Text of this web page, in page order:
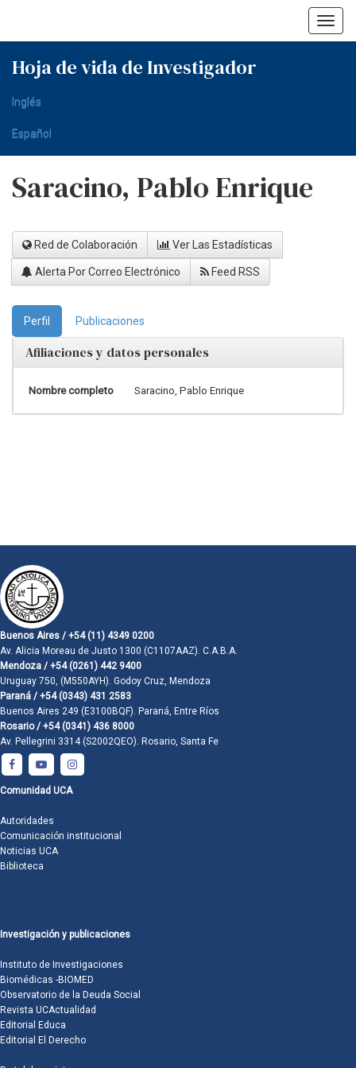
Hoja de vida de Investigador
Inglés
Español
Saracino, Pablo Enrique
Red de Colaboración Ver Las Estadísticas
Alerta Por Correo Electrónico Feed RSS
Perfil Publicaciones
Afiliaciones y datos personales
Nombre completo Saracino, Pablo Enrique
Buenos Aires / +54 (11) 4349 0200
Av. Alicia Moreau de Justo 1300 (C1107AAZ). C.A.B.A.
Mendoza / +54 (0261) 442 9400
Uruguay 750, (M550AYH). Godoy Cruz, Mendoza
Paraná / +54 (0343) 431 2583
Buenos Aires 249 (E3100BQF). Paraná, Entre Ríos
Rosario / +54 (0341) 436 8000
Av. Pellegrini 3314 (S2002QEO). Rosario, Santa Fe
Comunidad UCA
Autoridades
Comunicación institucional
Noticias UCA
Biblioteca
Investigación y publicaciones
Instituto de Investigaciones
Biomédicas -BIOMED
Observatorio de la Deuda Social
Revista UCActualidad
Editorial Educa
Editorial El Derecho